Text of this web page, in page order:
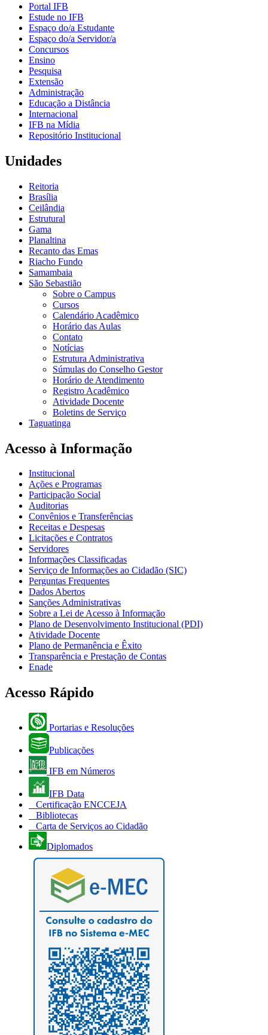
Portal IFB
Estude no IFB
Espaço do/a Estudante
Espaço do/a Servidor/a
Concursos
Ensino
Pesquisa
Extensão
Administração
Educação a Distância
Internacional
IFB na Mídia
Repositório Institucional
Unidades
Reitoria
Brasília
Ceilândia
Estrutural
Gama
Planaltina
Recanto das Emas
Riacho Fundo
Samambaia
São Sebastião
Sobre o Campus
Cursos
Calendário Acadêmico
Horário das Aulas
Contato
Notícias
Estrutura Administrativa
Súmulas do Conselho Gestor
Horário de Atendimento
Registro Acadêmico
Atividade Docente
Boletins de Serviço
Taguatinga
Acesso à Informação
Institucional
Ações e Programas
Participação Social
Auditorias
Convênios e Transferências
Receitas e Despesas
Licitações e Contratos
Servidores
Informações Classificadas
Serviço de Informações ao Cidadão (SIC)
Perguntas Frequentes
Dados Abertos
Sanções Administrativas
Sobre a Lei de Acesso à Informação
Plano de Desenvolvimento Institucional (PDI)
Atividade Docente
Plano de Permanência e Êxito
Transparência e Prestação de Contas
Enade
Acesso Rápido
Portarias e Resoluções
Publicações
IFB em Números
IFB Data
Certificação ENCCEJA
Bibliotecas
Carta de Serviços ao Cidadão
Diplomados